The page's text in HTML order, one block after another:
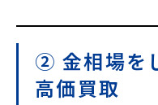
② 金相場を
高価買取